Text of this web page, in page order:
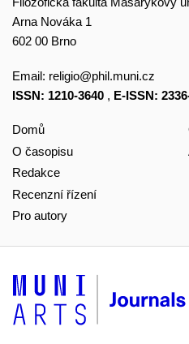
Arna Nováka 1
602 00 Brno
Email: religio@phil.muni.cz
ISSN: 1210-3640 , E-ISSN:
Domů
O časopisu
Redakce
Recenzní řízení
Pro autory